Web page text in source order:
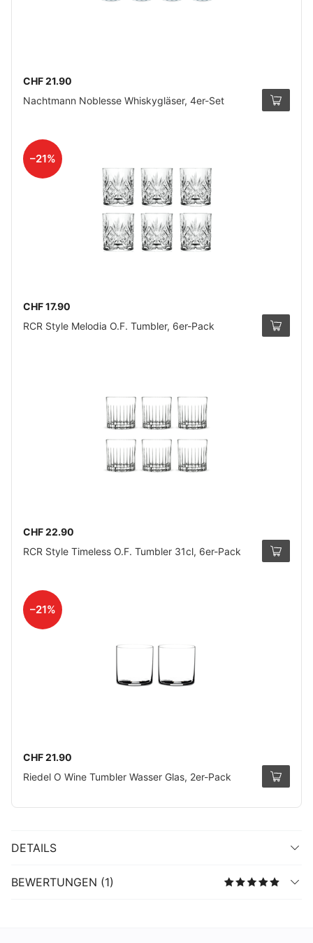
CHF 21.90
Nachtmann Noblesse Whiskygläser, 4er-Set
–21%
CHF 17.90
RCR Style Melodia O.F. Tumbler, 6er-Pack
CHF 22.90
RCR Style Timeless O.F. Tumbler 31cl, 6er-Pack
–21%
CHF 21.90
Riedel O Wine Tumbler Wasser Glas, 2er-Pack
DETAILS
BEWERTUNGEN (1)